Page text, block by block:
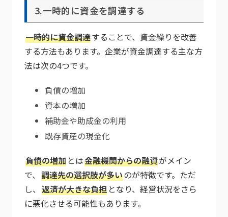
3.一時的に資金を調達する
一時的に資金調達することで、資金繰りを改善
する方法もあります。企業が資金調達する主な方
法は次の4つです。
負債の増加
資本の増加
補助金や助成金の利用
既存資産の現金化
負債の増加 とは金融機関からの融資がメイン
で、 調達先の選択肢が多いのが特徴です。ただ
し、 返済が大きな負担 となり、経営状況をさら
に悪化させる可能性もあります。